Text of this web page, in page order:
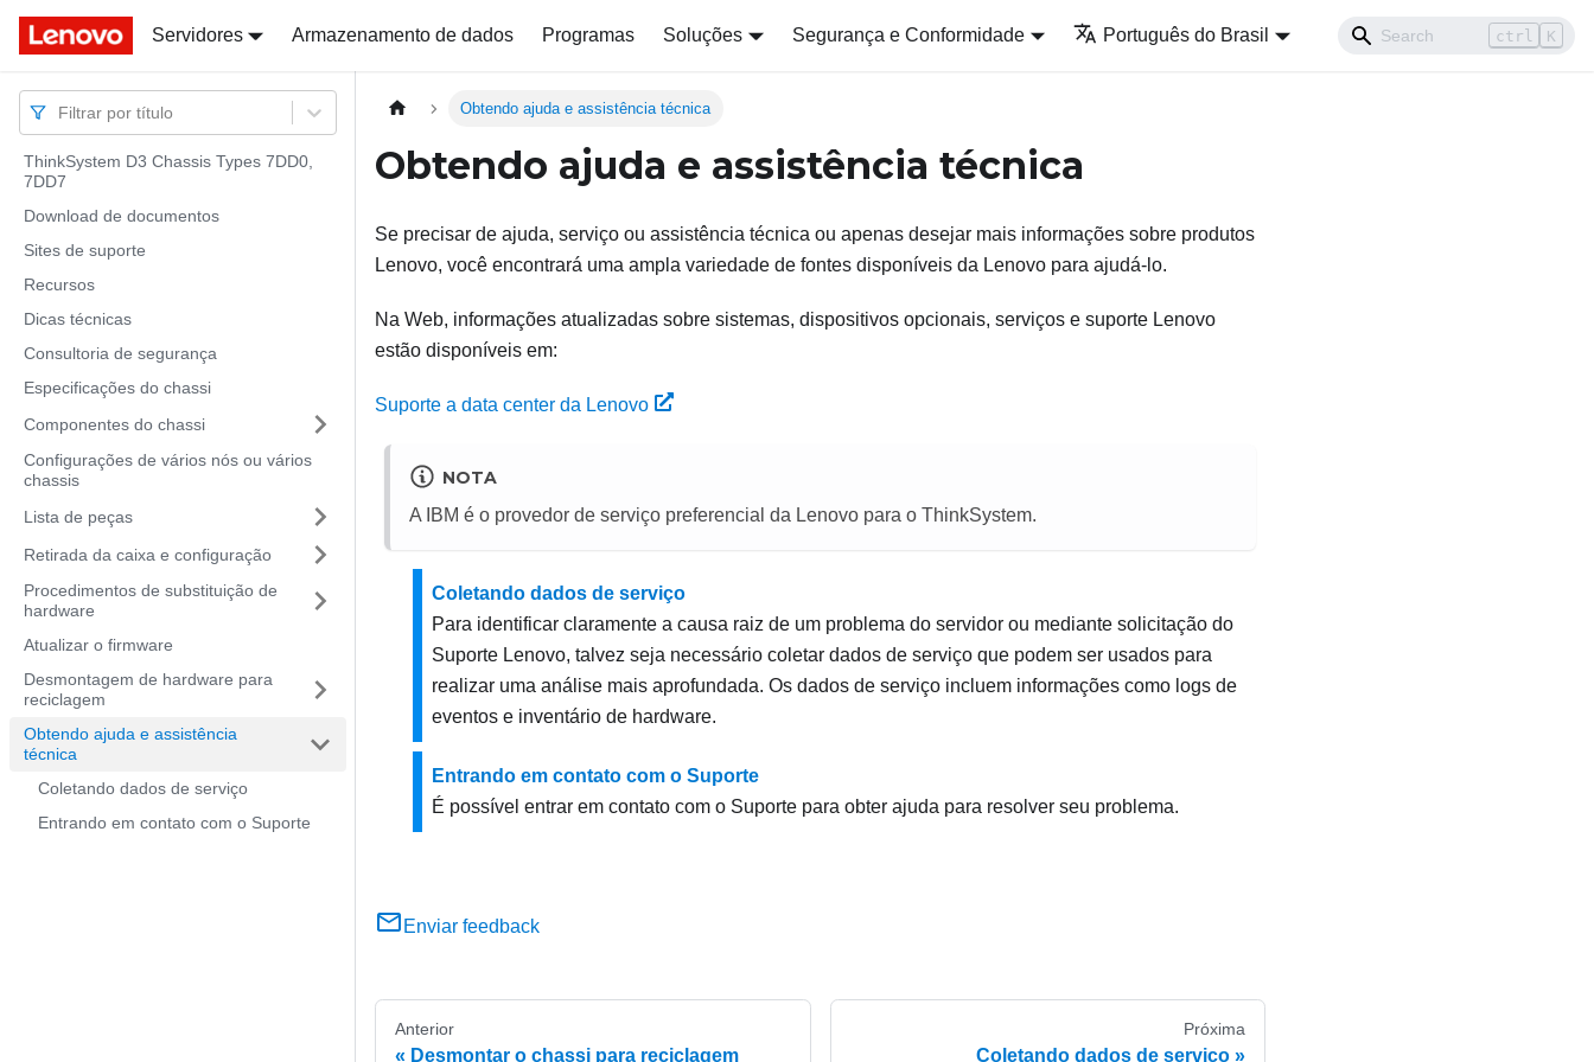
Docs
Servidores Armazenamento de dados Programas Soluções Segurança e Conformidade Português do Brasil ctrl K
Docs
Filtrar por título
ThinkSystem D3 Chassis Types 7DD0,
7DD7
Download de documentos
Sites de suporte
Recursos
Dicas técnicas
Consultoria de segurança
Especificações do chassi
Componentes do chassi
Configurações de vários nós ou vários
chassis
Lista de peças
Retirada da caixa e configuração
Procedimentos de substituição de
hardware
Atualizar o firmware
Desmontagem de hardware para
reciclagem
Obtendo ajuda e assistência
técnica
Coletando dados de serviço
Entrando em contato com o Suporte
Obtendo ajuda e assistência técnica
Obtendo ajuda e assistência técnica
Se precisar de ajuda, serviço ou assistência técnica ou apenas desejar mais informações sobre produtos
Lenovo, você encontrará uma ampla variedade de fontes disponíveis da Lenovo para ajudá-lo.
Na Web, informações atualizadas sobre sistemas, dispositivos opcionais, serviços e suporte Lenovo
estão disponíveis em:
Suporte a data center da Lenovo
NOTA
A IBM é o provedor de serviço preferencial da Lenovo para o ThinkSystem.
Coletando dados de serviço
Para identificar claramente a causa raiz de um problema do servidor ou mediante solicitação do
Suporte Lenovo, talvez seja necessário coletar dados de serviço que podem ser usados para
realizar uma análise mais aprofundada. Os dados de serviço incluem informações como logs de
eventos e inventário de hardware.
Entrando em contato com o Suporte
É possível entrar em contato com o Suporte para obter ajuda para resolver seu problema.
Enviar feedback
Anterior
Desmontar o chassi para reciclagem
Próxima
Coletando dados de serviço